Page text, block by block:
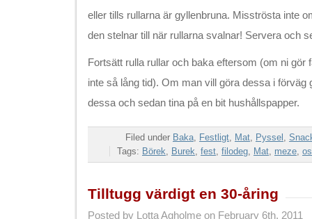
eller tills rullarna är gyllenbruna. Misströsta inte
den stelnar till när rullarna svalnar! Servera och
Fortsätt rulla rullar och baka eftersom (om ni gör
inte så lång tid). Om man vill göra dessa i förväg
dessa och sedan tina på en bit hushållspapper.
Filed under Baka, Festligt, Mat, Pyssel ,
Tags: Börek, Burek, fest, filodeg, Mat, meze,
Tilltugg värdigt en 30-åring
Posted by Lotta Agholme on February 6th, 2011